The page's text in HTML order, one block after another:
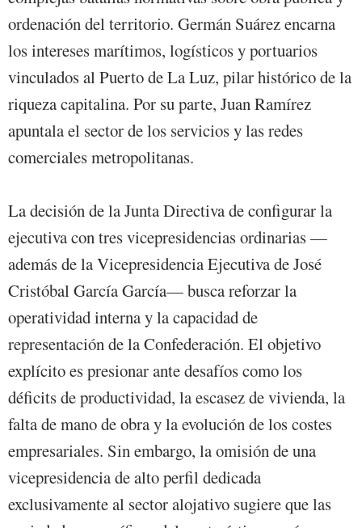
ordenación del territorio. Germán Suárez encarna
los intereses marítimos, logísticos y portuarios
vinculados al Puerto de La Luz, pilar histórico de la
riqueza capitalina. Por su parte, Juan Ramírez
apuntala el sector de los servicios y las redes
comerciales metropolitanas.
La decisión de la Junta Directiva de configurar la
ejecutiva con tres vicepresidencias ordinarias —
además de la Vicepresidencia Ejecutiva de José
Cristóbal García García— busca reforzar la
operatividad interna y la capacidad de
representación de la Confederación. El objetivo
explícito es presionar ante desafíos como los
déficits de productividad, la escasez de vivienda, la
falta de mano de obra y la evolución de los costes
empresariales. Sin embargo, la omisión de una
vicepresidencia de alto perfil dedicada
exclusivamente al sector alojativo sugiere que las